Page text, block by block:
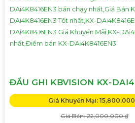
ĐẦU GHI KBVISION KX-
Giá Khuyến Mại:
Giá Bán: 22,000,000 ₫